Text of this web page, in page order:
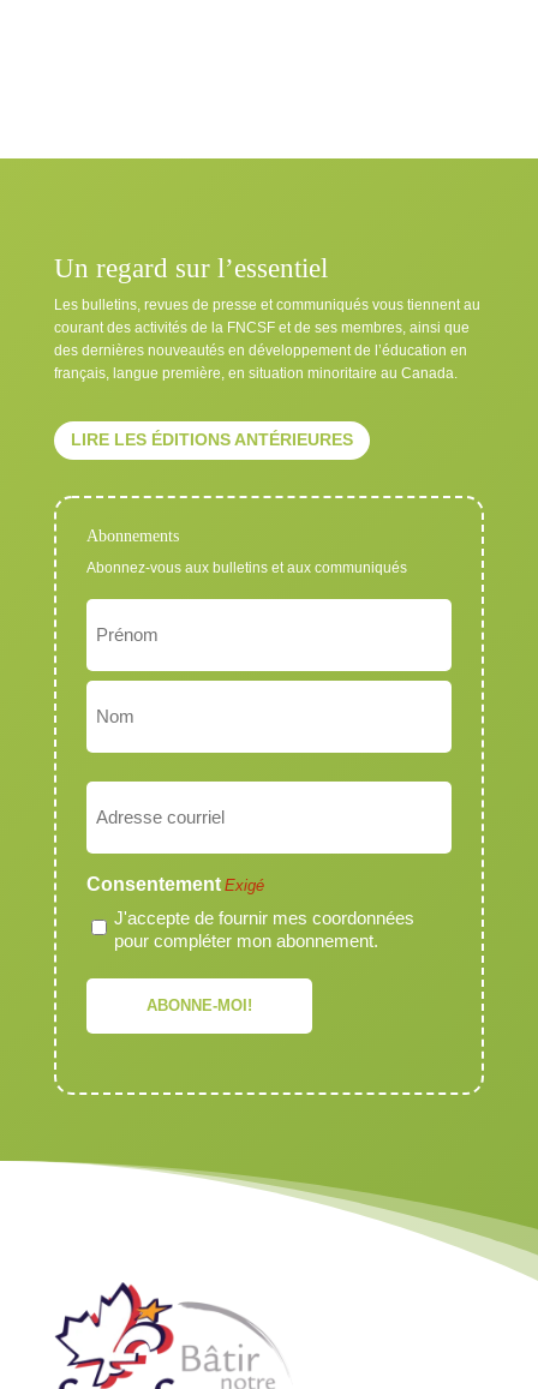
Un regard sur l’essentiel
Les bulletins, revues de presse et communiqués vous tiennent au
courant des activités de la FNCSF et de ses membres, ainsi que
des dernières nouveautés en développement de l’éducation en
français, langue première, en situation minoritaire au Canada.
LIRE LES ÉDITIONS ANTÉRIEURES
Abonnements
Abonnez-vous aux bulletins et aux communiqués
Nom
Exigé
Prénom
Courriel
Exigé
Consentement Exigé
J'accepte de fournir mes coordonnées
pour compléter mon abonnement.